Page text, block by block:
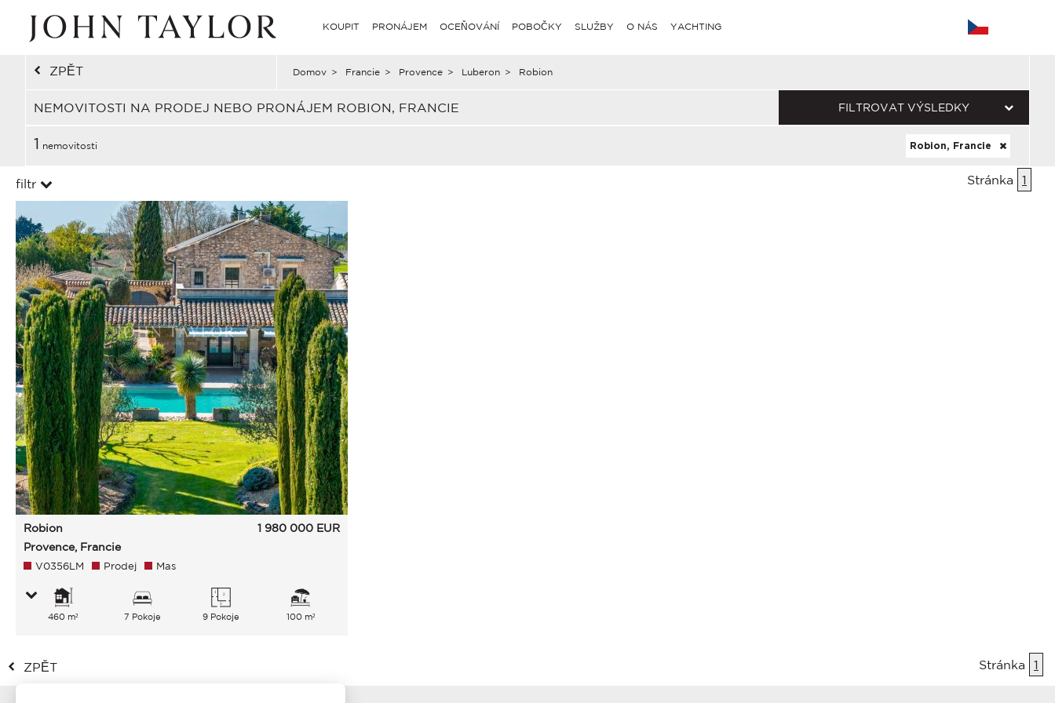
KOUPIT PRONÁJEM OCEŇOVÁNÍ POBOČKY SLUŽBY O NÁS YACHTING
ZPĚT Domov > Francie > Provence > Luberon > Robion
NEMOVITOSTI NA PRODEJ NEBO PRONÁJEM ROBION, FRANCIE FILTROVAT VÝSLEDKY
1 nemovitosti Robion, Francie
filtr Stránka 1
Robion
Provence, Francie
1 980 000 EUR
V0356LM Prodej Mas
460 m² 7 Pokoje 9 Pokoje 100 m²
ZPĚT Stránka 1